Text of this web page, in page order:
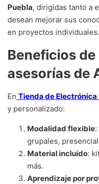
Puebla, dirigidas tanto a
desean mejorar sus
en proyectos individuales.
Beneficios
asesorías de
En Tienda de Electrónica
y personalizado:
Modalidad flexible
grupales,
Material incluido:
más.
Aprendizaje por